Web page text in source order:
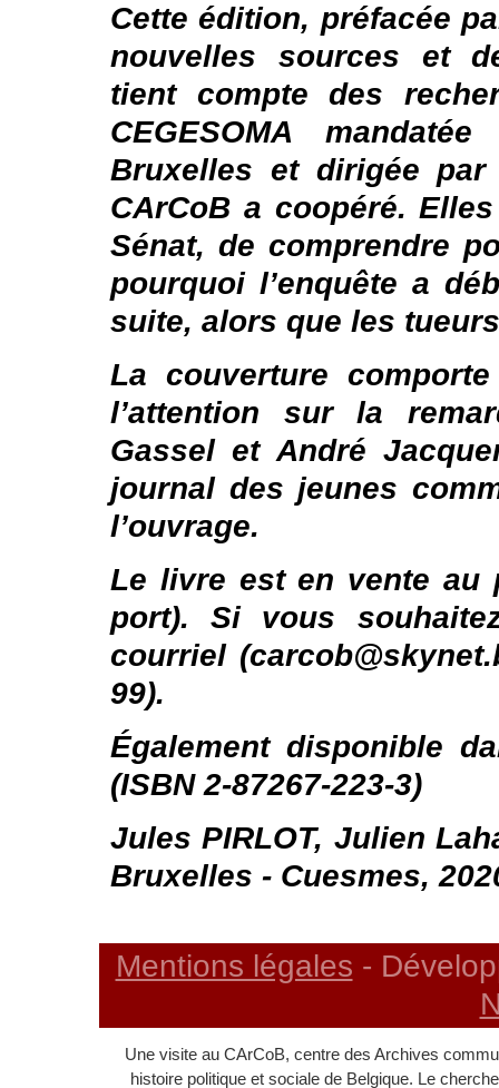
Cette édition, préfacée
nouvelles sources et
tient compte des
CEGESOMA
Bruxelles et dirigée
CArCoB a coopéré.
Sénat, de comprendre
pourquoi l’enquête a
suite, alors que les
La couverture
l’attention sur la
Gassel et André
journal des jeunes
l’ouvrage.
Le livre est en vente au
port). Si vous
courriel
99).
Également disponible
(ISBN 2-87267-223-3)
Jules PIRLOT, Julien
Bruxelles - Cuesmes,
Mentions légales -
Une visite au CArCoB, centre des Archives
histoire politique et sociale de Belgique. Le